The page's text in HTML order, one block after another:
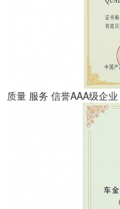
质量 服务 信誉AAA级企业